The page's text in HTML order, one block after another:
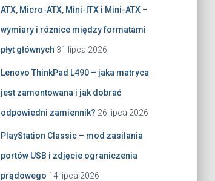
ATX, Micro-ATX, Mini-ITX i Mini-ATX –
wymiary i różnice między formatami
płyt głównych 31 lipca 2026
Lenovo ThinkPad L490 – jaka matryca
jest zamontowana i jak dobrać
odpowiedni zamiennik? 26 lipca 2026
PlayStation Classic – mod zasilania
portów USB i zdjęcie ograniczenia
prądowego 14 lipca 2026